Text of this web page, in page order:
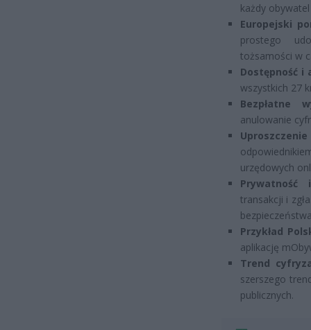
każdy
Europejski
prostego
tożsamości w
Dostępność i
wszystkich 27
Bezpłatne
anulowanie
urzędowych
Prywatność
transakcji i
Przykład
aplikację
Trend
szerszego
publicznych.